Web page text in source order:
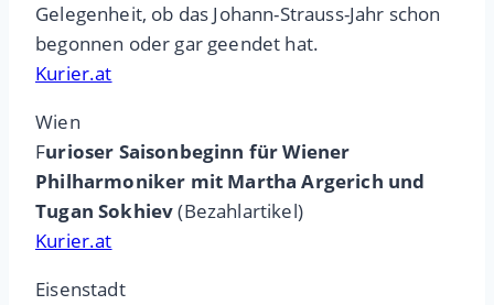
Gelegenheit, ob das Johann-Strauss-Jahr schon
begonnen oder gar geendet hat.
Kurier.at
Wien
Furioser Saisonbeginn für Wiener
Philharmoniker mit Martha Argerich und
Tugan Sokhiev(Bezahlartikel)
Kurier.at
Eisenstadt